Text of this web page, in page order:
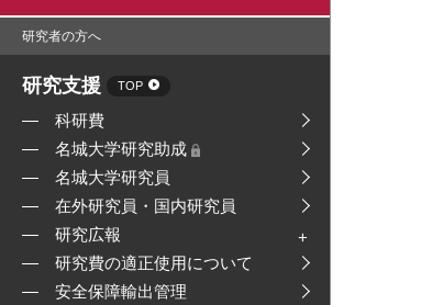
研究者の方へ
研究支援 TOP
科研費
名城大学研究助成
名城大学研究員
在外研究員・国内研究員
研究広報
研究費の適正使用について
安全保障輸出管理